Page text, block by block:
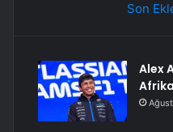
Son
Alex